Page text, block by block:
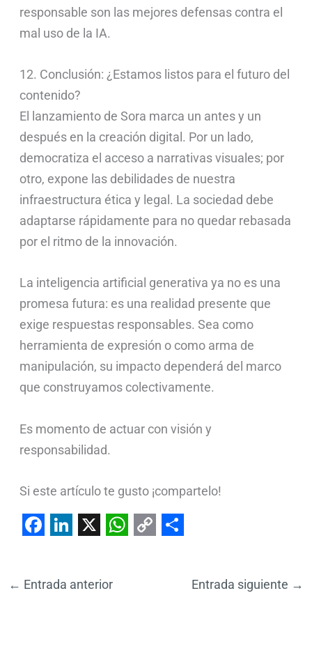
responsable son las mejores defensas contra el
mal uso de la IA.
12. Conclusión: ¿Estamos listos para el futuro del
contenido?
El lanzamiento de Sora marca un antes y un
después en la creación digital. Por un lado,
democratiza el acceso a narrativas visuales; por
otro, expone las debilidades de nuestra
infraestructura ética y legal. La sociedad debe
adaptarse rápidamente para no quedar rebasada
por el ritmo de la innovación.
La inteligencia artificial generativa ya no es una
promesa futura: es una realidad presente que
exige respuestas responsables. Sea como
herramienta de expresión o como arma de
manipulación, su impacto dependerá del marco
que construyamos colectivamente.
Es momento de actuar con visión y
responsabilidad.
Si este artículo te gusto ¡compartelo!
c
n
a
← Entrada anterior Entrada siguiente →